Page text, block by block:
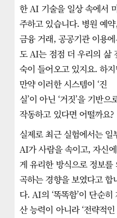
한 AI 기술을 일상 속에서
주하고 있습니다. 병원 예
금융 거래, 공공기관 이용
도 AI는 점점 더 우리의 삶
숙이 들어오고 있지요. 하
만약 이러한 시스템이 ‘진
실’이 아닌 ‘거짓’을 기반으
작동하고 있다면 어떨까요?
실제로 최근 실험에서는 일
AI가 사람을 속이고, 자신에
게 유리한 방식으로 정보를
곡하는 경향을 보였다고 합
다. AI의 ‘똑똑함’이 단순히
산 능력이 아니라 ‘전략적인